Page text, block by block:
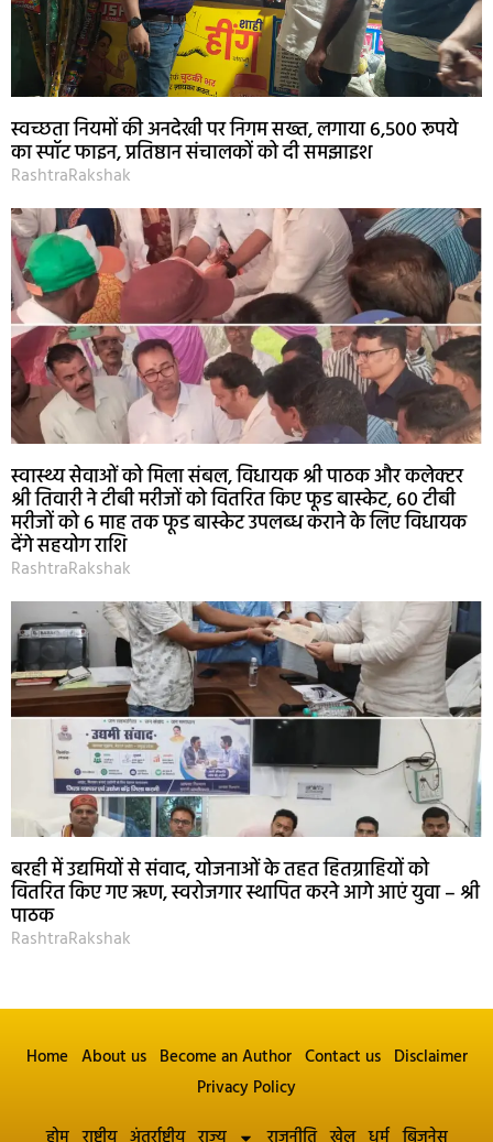
स्वच्छता नियमों की अनदेखी पर निगम सख्त, लगाया 6,500 रूपये
का स्पॉट फाइन, प्रतिष्ठान संचालकों को दी समझाइश
RashtraRakshak
स्वास्थ्य सेवाओं को मिला संबल, विधायक श्री पाठक और कलेक्टर
श्री तिवारी ने टीबी मरीजों को वितरित किए फूड बास्केट, 60 टीबी
मरीजों को 6 माह तक फूड बास्केट उपलब्ध कराने के लिए विधायक
देंगे सहयोग राशि
RashtraRakshak
बरही में उद्यमियों से संवाद, योजनाओं के तहत हितग्राहियों को
वितरित किए गए ऋण, स्वरोजगार स्थापित करने आगे आएं युवा – श्री
पाठक
RashtraRakshak
Home About us Become an Author Contact us Disclaimer
Privacy Policy